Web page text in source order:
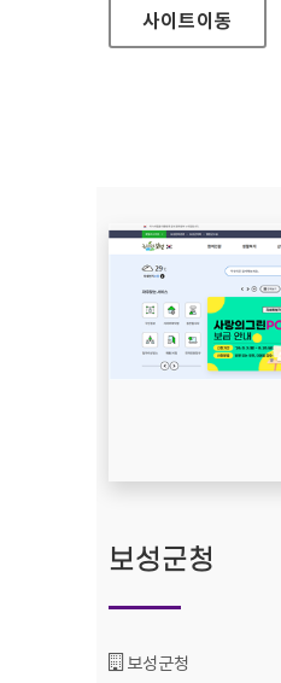
사이트이동
보성군청
기관명 :
보성군청